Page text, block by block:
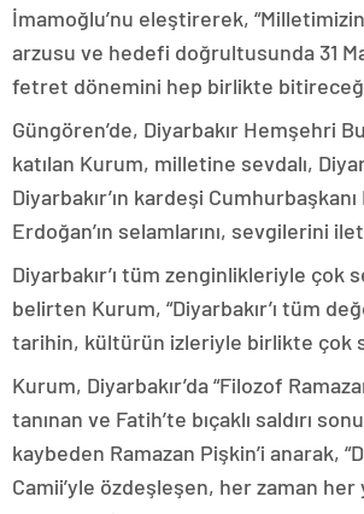
İmamoğlu’nu eleştirerek,
arzusu ve hedefi doğrultusunda 31
fetret dönemini hep birlikte
Güngören’de, Diyarbakır Hemşehri
katılan Kurum, milletine sevdalı,
Diyarbakır’ın kardeşi
Erdoğan’ın selamlarını, sevgilerini
Diyarbakır’ı tüm zenginlikleriyle çok
belirten Kurum, “Diyarbakır’ı tüm
tarihin, kültürün izleriyle birlikte çok
Kurum, Diyarbakır’da “Filozof
tanınan ve Fatih’te bıçaklı saldırı
kaybeden Ramazan Pişkin’i anarak,
Camii’yle özdeşleşen, her zaman